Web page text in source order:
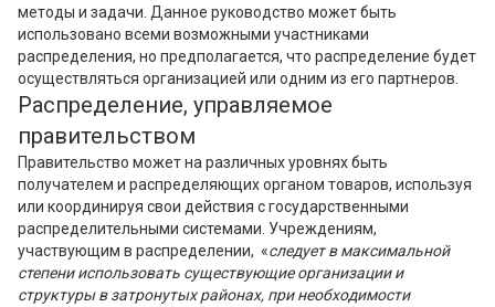
методы и задачи. Данное руководство может быть
использовано всеми возможными участниками
распределения, но предполагается, что распределение будет
осуществляться организацией или одним из его партнеров.
Распределение, управляемое
правительством
Правительство может на различных уровнях быть
получателем и распределяющих органом товаров, используя
или координируя свои действия с государственными
распределительными системами. Учреждениям,
участвующим в распределении, «следует в максимальной
степени использовать существующие организации и
структуры в затронутых районах, при необходимости